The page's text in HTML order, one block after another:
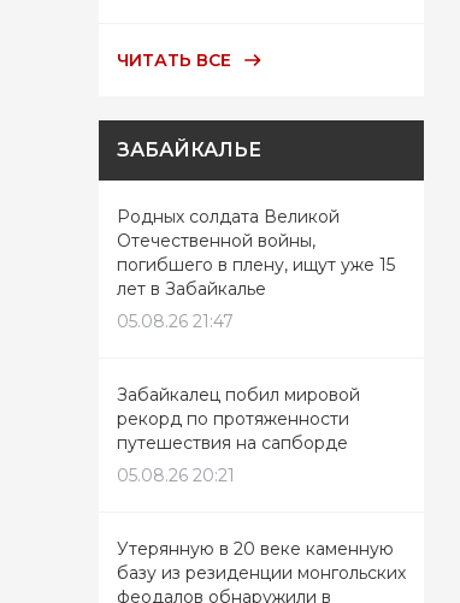
ЧИТАТЬ ВСЕ
ЗАБАЙКАЛЬЕ
Родных солдата Великой
Отечественной войны,
погибшего в плену, ищут уже 15
лет в Забайкалье
05.08.26 21:47
Забайкалец побил мировой
рекорд по протяженности
путешествия на сапборде
05.08.26 20:21
Утерянную в 20 веке каменную
базу из резиденции монгольских
феодалов обнаружили в